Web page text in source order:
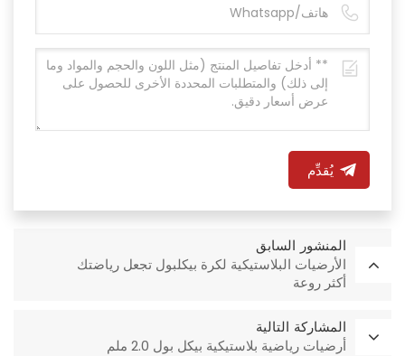
يُقدِّم
المنشور السابق
الأرضيات البلاستيكية لكرة بيكلبول تجعل رياضتك
أكثر روعة
المشاركة التالية
أرضيات رياضية بلاستيكية بيكل بول 2.0 ملم